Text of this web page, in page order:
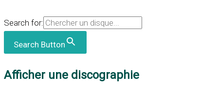
Search for:
Search Button
Afficher une discographie